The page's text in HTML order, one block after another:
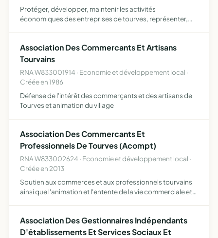
Protéger, développer, maintenir les activités
économiques des entreprises de tourves, représenter,
intellectuelles,…
Association Des Commercants Et Artisans
Tourvains
RNA W833001914 · Economie et développement local ·
Créée en 1986
Défense de l'intérêt des commerçants et des artisans de
Tourves et animation du village
Association Des Commercants Et
Professionnels De Tourves (Acompt)
RNA W833002624 · Economie et développement local ·
Créée en 2013
Soutien aux commerces et aux professionnels tourvains
ainsi que l'animation et l'entente de la vie commerciale et
Association Des Gestionnaires Indépendants
D'établissements Et Services Sociaux Et